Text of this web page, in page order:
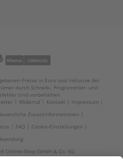
Preise in Euro und inklusive der
durch Schreib-, Programmier- und
sind vorbehalten.
Widerruf Kontakt
Impressum
Zusatzinformationen
FAQ
Cookie-Einstellungen
Online-Shop GmbH & Co. KG